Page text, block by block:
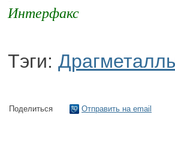
Интерфакс
Тэги:
Поделиться Отправить на email